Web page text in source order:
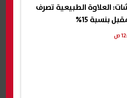
العلاوة الطبيعية تصرف
بنسبة 15%